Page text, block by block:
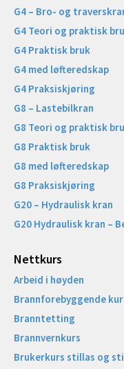
G4 – Bro- og
G4 Teori og praktisk
G4 Praktisk bruk
G4 med løfteredskap
G4 Praksiskjøring
G8 – Lastebilkran
G8 Teori og praktisk
G8 Praktisk bruk
G8 med løfteredskap
G8 Praksiskjøring
G20 – Hydraulisk kran
G20 Hydraulisk kran –
Nettkurs
Arbeid i høyden
Brannforebyggende
Branntetting
Brannvernkurs
Brukerkurs stillas og